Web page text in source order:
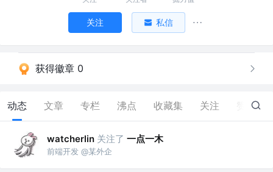
关注 私信
获得徽章 0
动态 文章 专栏 沸点 收藏集 关注 80
watcherlin 关注了 一点一木
前端开发 @某外企